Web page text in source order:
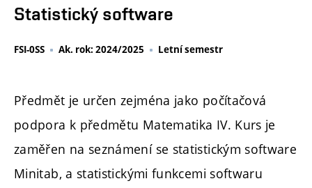
Statistický software
FSI-0SS Ak. rok: 2024/2025 Letní semestr
Předmět je určen zejména jako počítačová
podpora k předmětu Matematika IV. Kurs je
zaměřen na seznámení se statistickým software
Minitab, a statistickými funkcemi softwaru